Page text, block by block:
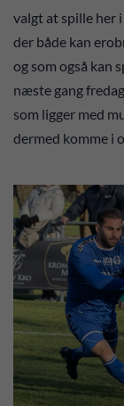
valgt at spille her
der både kan
og som også kan
næste gang
som ligger med
dermed komme i